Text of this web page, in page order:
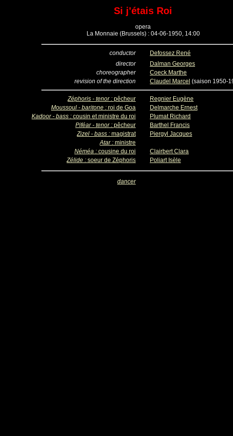
Si j'étais Roi
opera
La Monnaie (Brussels) : 04-06-1950, 14:00
conductor
Defossez René
director
Dalman Georges
choreographer
Coeck Marthe
revision of the direction
Claudel Marcel (saison 1950-
Zéphoris - tenor : pêcheur
Regnier Eugène
Moussoul - baritone : roi de Goa
Delmarche Ernest
Kadoor - bass : cousin et ministre du roi
Plumat Richard
Piféar - tenor : pêcheur
Barthel Francis
Zizel - bass : magistrat
Piergyl Jacques
Atar : ministre
Néméa : cousine du roi
Clairbert Clara
Zélide : soeur de Zéphoris Poliart Isèle
dancer